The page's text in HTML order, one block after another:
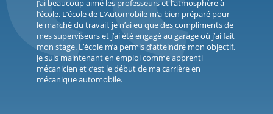
J’ai beaucoup aimé les professeurs et l’atmosphère à
l’école. L’école de L’Automobile m’a bien préparé pour
le marché du travail, je n’ai eu que des compliments de
mes superviseurs et j’ai été engagé au garage où j’ai fait
mon stage. L’école m’a permis d’atteindre mon objectif,
je suis maintenant en emploi comme apprenti
mécanicien et c’est le début de ma carrière en
mécanique automobile.